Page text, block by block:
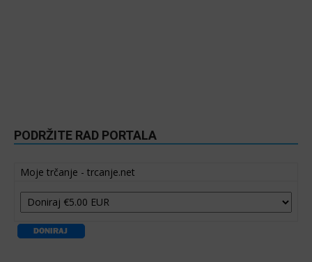
PODRŽITE RAD PORTALA
Moje trčanje - trcanje.net